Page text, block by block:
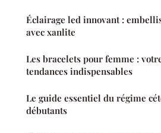
Éclairage led innovant :
avec xanlite
Les bracelets pour femme :
tendances indispensables
Le guide essentiel du régime
débutants